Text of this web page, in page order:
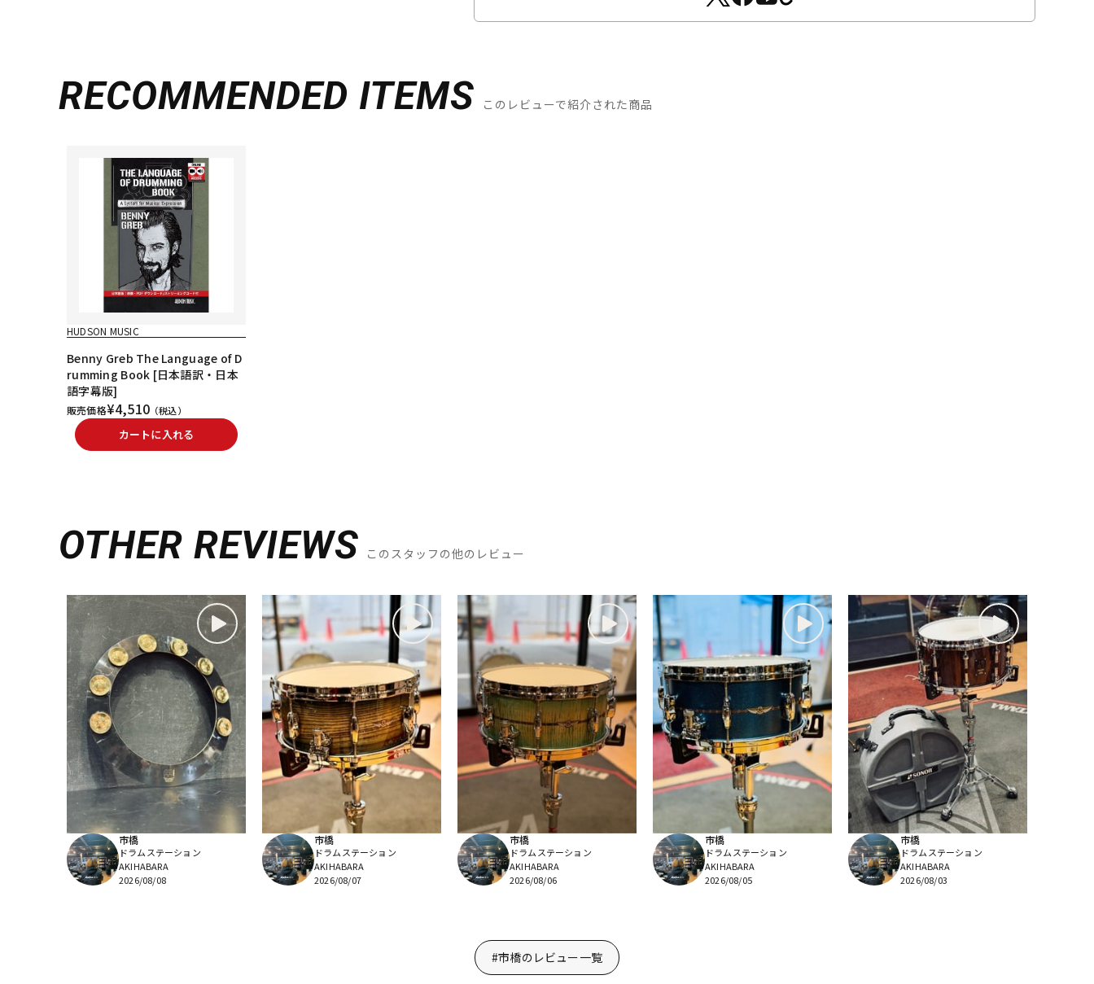
RECOMMENDED ITEMS このレビューで紹介された商品
HUDSON MUSIC
Benny Greb The Language of D
rumming Book [日本語訳・日本
語字幕版]
販売価格¥4,510 （税込）
カートに入れる
OTHER REVIEWS このスタッフの他のレビュー
市橋
ドラムステーション
AKIHABARA
2026/08/08
市橋
ドラムステーション
AKIHABARA
2026/08/07
市橋
ドラムステーション
AKIHABARA
2026/08/06
市橋
ドラムステーション
AKIHABARA
2026/08/05
市橋
ドラムステーション
AKIHABARA
2026/08/03
#市橋のレビュー一覧